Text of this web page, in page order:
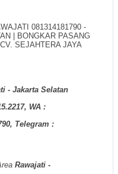
- Jakarta Selatan
WA :
Telegram :
Rawajati -